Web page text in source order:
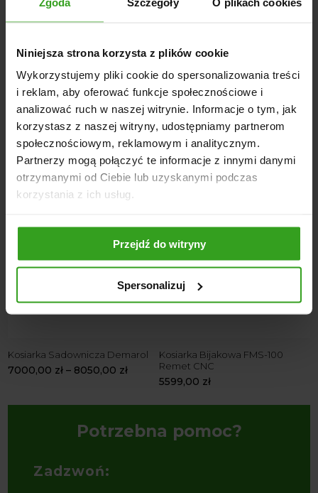
Niniejsza strona korzysta z plików cookie
Wykorzystujemy pliki cookie do spersonalizowania treści
i reklam, aby oferować funkcje społecznościowe i
analizować ruch w naszej witrynie. Informacje o tym, jak
korzystasz z naszej witryny, udostępniamy partnerom
społecznościowym, reklamowym i analitycznym.
Partnerzy mogą połączyć te informacje z innymi danymi
otrzymanymi od Ciebie lub uzyskanymi podczas
korzystania z ich usług.
Przejdź do witryny
Spersonalizuj
Wysoki wysyp;
Ekonomiczna i trwała konstrukcja;
Możliwość zastosowania cięższych bijaków;
Szerokie zastosowanie;
NASI KLIENCI WYBIERALI RÓWNIEŻ
Kosiarka Sadownicza Demarol
7000,00 zł – 8050,00 zł
Kosiarka Bijakowa FMS-100
Remet CNC
5599,00 zł
Potrzebna pomoc?
Zadzwoń: